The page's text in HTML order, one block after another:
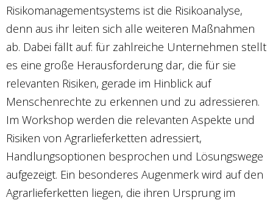
Risikomanagementsystems ist die Risikoanalyse,
denn aus ihr leiten sich alle weiteren Maßnahmen
ab. Dabei fällt auf: für zahlreiche Unternehmen stellt
es eine große Herausforderung dar, die für sie
relevanten Risiken, gerade im Hinblick auf
Menschenrechte zu erkennen und zu adressieren.
Im Workshop werden die relevanten Aspekte und
Risiken von Agrarlieferketten adressiert,
Handlungsoptionen besprochen und Lösungswege
aufgezeigt. Ein besonderes Augenmerk wird auf den
Agrarlieferketten liegen, die ihren Ursprung im